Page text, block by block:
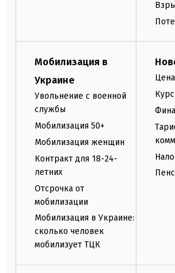
Мобилизация в
Украине
Увольнение с военной
службы
Мобилизация 50+
Мобилизация женщин
Контракт для 18-24-
летних
Отсрочка от
мобилизации
Мобилизация в Украине:
сколько человек
мобилизует ТЦК